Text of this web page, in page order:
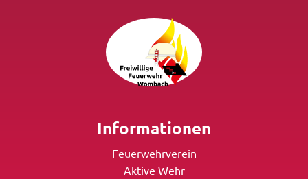
Informationen
Feuerwehrverein
Aktive Wehr